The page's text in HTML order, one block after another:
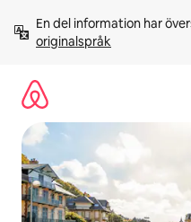
innehåll
En del information har
originalspråk